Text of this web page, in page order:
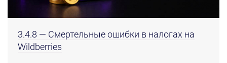
3.4.8 — Смертельные ошибки в налогах на
Wildberries